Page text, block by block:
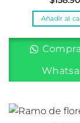
Añadir al